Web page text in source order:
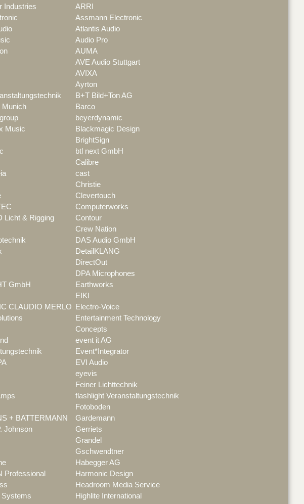
Industries
ARRI
Assmann Electronic
Atlantis Audio
Audio Pro
AUMA
AVE Audio Stuttgart
AVIXA
Ayrton
B+T Bild+Ton AG
Munich
Barco
beyerdynamic
Music
Blackmagic Design
BrightSign
btl next GmbH
Calibre
cast
Christie
Clevertouch
Computerworks
Licht & Rigging
Contour
Crew Nation
DAS Audio GmbH
DetailKLANG
DirectOut
DPA Microphones
GmbH
Earthworks
EIKI
CLAUDIO MERLO
Electro-Voice
Entertainment Technology
Concepts
event it AG
Event*Integrator
EVI Audio
eyevis
Feiner Lichttechnik
flashlight Veranstaltungstechnik
Fotoboden
+ BATTERMANN
Gardemann
Johnson
Gerriets
Grandel
Gschwendtner
Habegger AG
Professional
Harmonic Design
Headroom Media Service
Systems
Highlite International